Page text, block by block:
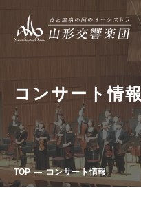
コンサート情報
TOP コンサート情報